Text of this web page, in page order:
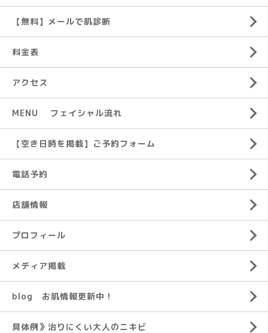
【無料】メールで肌診断
料金表
アクセス
MENU フェイシャル流れ
【空き日時を掲載】ご予約フォーム
電話予約
店舗情報
プロフィール
メディア掲載
blog お肌情報更新中！
具体例》治りにくい大人のニキビ